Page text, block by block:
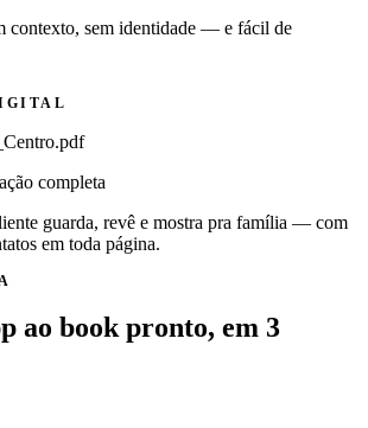
contexto, sem identidade — e fácil de
completa
guarda, revê e mostra pra família — com
em toda página.
ao book pronto, em 3